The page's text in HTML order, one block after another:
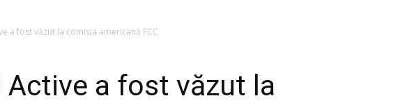
a fost văzut la comisia americană FCC
Active a fost văzut la